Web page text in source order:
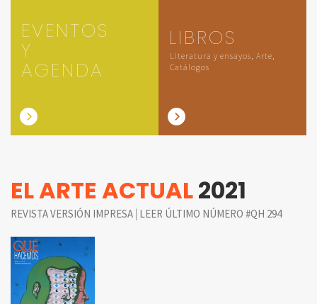
EVENTOS
Y
AGENDA
LIBROS
Literatura y ensayos, Arte,
Catálogos
EL ARTE ACTUAL2021
REVISTA VERSIÓN IMPRESA | LEER ÚLTIMO NÚMERO #QH 294